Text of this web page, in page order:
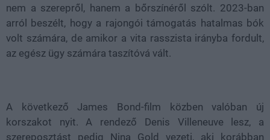
nem a szerepről, hanem a bőrszínéről szólt. 2023-ban
arról beszélt, hogy a rajongói támogatás hatalmas bók
volt számára, de amikor a vita rasszista irányba fordult,
az egész ügy számára taszítóvá vált.
A következő James Bond-film közben valóban új
korszakot nyit. A rendező Denis Villeneuve lesz, a
szereposztást pedig Nina Gold vezeti, aki korábban